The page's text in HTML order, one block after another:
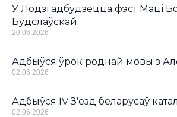
У Лодзі адбудзецца фэст Маці
Будслаўскай
20.06.2026
Адбыўся ўрок роднай мовы з
02.06.2026
Адбыўся IV З’езд беларусаў
02.06.2026